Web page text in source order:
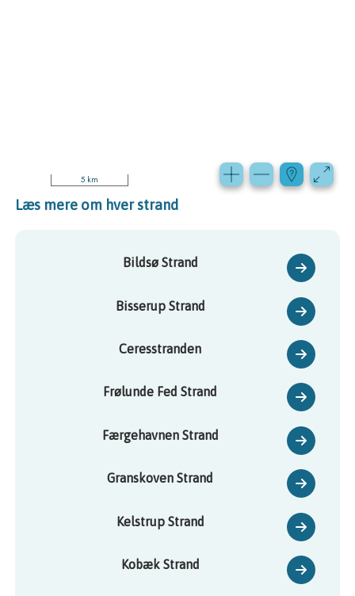
5 km
Læs mere om hver strand
Bildsø Strand
Bisserup Strand
Ceresstranden
Frølunde Fed Strand
Færgehavnen Strand
Granskoven Strand
Kelstrup Strand
Kobæk Strand